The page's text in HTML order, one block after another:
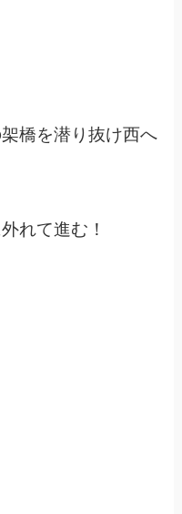
橋を潜り抜け西へ
れて進む！